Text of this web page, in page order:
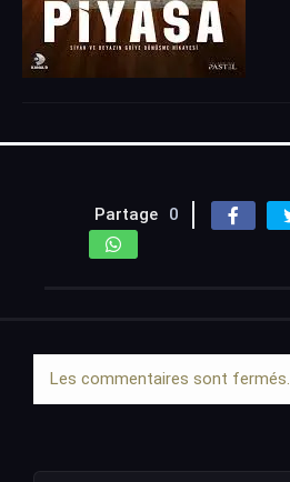
Partage 0
Les commentaires sont fermés.